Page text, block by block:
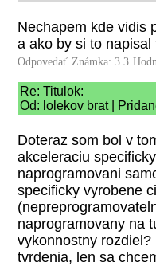
Nechapem kde vidis
a ako by si to napisal
Odpovedať Známka: 3.3
Re: Titulok:
Od: lolekov brat |
Doteraz som bol v
akceleraciu
naprogramovani
specificky vyrobene
naprogramovany na
vykonnostny
tvrdenia, len sa